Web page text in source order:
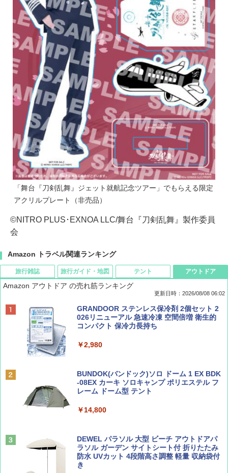
「舞台『刀剣乱舞』ジェット就航記念ツアー」でもらえる限定
アクリルプレート（非売品）
©NITRO PLUS･EXNOA LLC/舞台『刀剣乱舞』製作委員
会
Amazon トラベル関連ランキング
旅行雑誌
BE-PAL(ビ-パル) 2026年 9 月号【特別付録:
SOTO ミニマル"旅"財布 ランダム2種】
ディズニーファン ２０２６年 ９月号 [雑
誌] (ＤＩＳＮＥＹ ＦＡＮ)
山と溪谷 2026年8月号「南アルプス大全」
￥1,540
旅行ガイド・地図
D40 地球の歩き方 チェンマイ タイ北部の魅
力的な町 2026～2027 地球の歩き方D アジア
地球の歩き方 スター・ウォーズ
￥2,695
僕が見た未来【完全版】
￥0
テント
[キャンパーズコレクション 山善] ポップアッ
プテント 傘みたいに広げて畳める パッとサ
ッとサンシェード キューブ フルクローズ メ
&ハイキング カーキ PATC-150(KH)
PYKES PEAK (パイクスピーク) 着替えテン
人用 折りたたみ 防災グッズ 災害用トイレ ビ
￥4,980
アウトドア
Amazon アウトドア の売れ筋ランキング
更新日時：2026/08/08 06:02
GRANDOOR ステンレス保冷剤 2個セット 2
026リニューアル 急速冷凍 空間倍増 衛生的
コンパクト 保冷力長持ち
￥2,980
BUNDOK(バンドック)ソロ ドーム 1 EX BDK
-08EX カーキ ソロキャンプ ポリエステル フ
レーム ドーム型 テント
￥14,800
DEWEL パラソル 大型 ビーチ アウトドアパ
ラソル ガーデン サイトシート付 折りたたみ
防水 UVカット 4段階高さ調整 軽量 収納袋付
き